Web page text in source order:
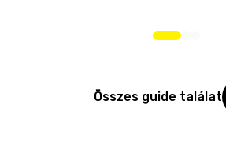
Összes guide találat